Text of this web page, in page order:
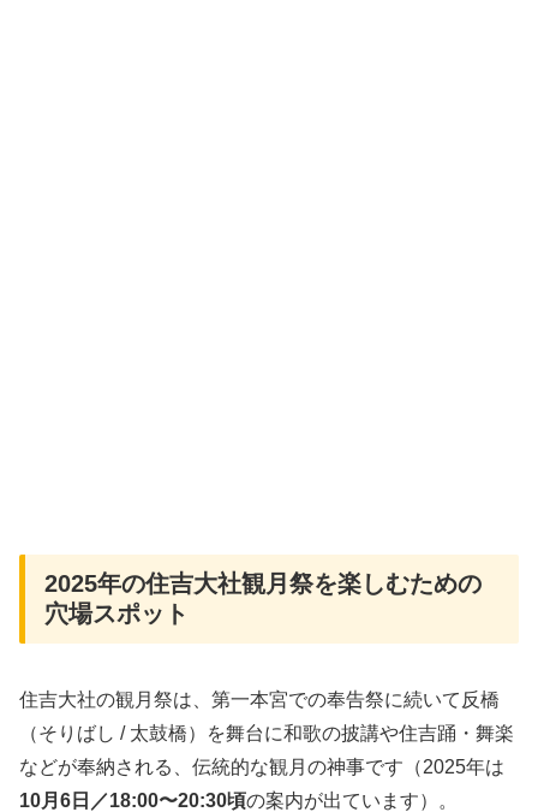
2025年の住吉大社観月祭を楽しむための
穴場スポット
住吉大社の観月祭は、第一本宮での奉告祭に続いて反橋
（そりばし / 太鼓橋）を舞台に和歌の披講や住吉踊・舞楽
などが奉納される、伝統的な観月の神事です（2025年は
10月6日／18:00〜20:30頃の案内が出ています）。